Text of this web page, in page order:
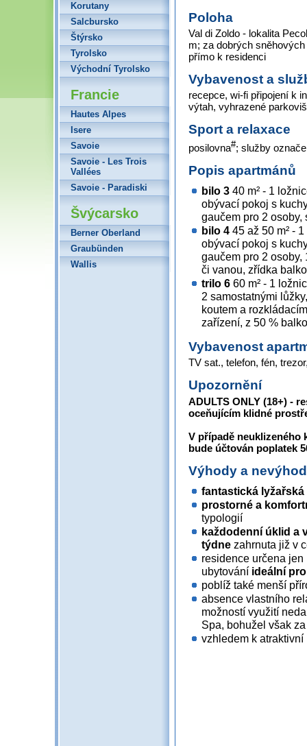
Poloha
Val di Zoldo - lokalita
m; za dobrých
přímo k residenci
Vybavenost a
recepce, wi-fi připojení k
výtah, vyhrazené
Sport a relaxace
posilovna#; služby
Popis apartmánů
bilo 3 40 m² - 1
obývací pokoj s
gaučem pro 2
bilo 4 45 až 50 m² -
obývací pokoj s
gaučem pro 2
či vanou, zřídka
trilo 6 60 m² - 1
2 samostatnými
koutem a
zařízení, z 50 %
Vybavenost
TV sat., telefon, fén,
Upozornění
ADULTS ONLY (18+) -
oceňujícím klidné
V případě neuklizeného
bude účtován poplatek
Výhody a
fantastická
prostorné a
typologií
každodenní úklid a
týdne zahrnuta již v
residence určena
ubytování ideální
poblíž také menší
absence vlastního
možností využití
Spa, bohužel však
vzhledem k
Korutany
Salcbursko
Štýrsko
Tyrolsko
Východní Tyrolsko
Francie
Hautes Alpes
Isere
Savoie
Savoie - Les Trois
Vallées
Savoie - Paradiski
Švýcarsko
Berner Oberland
Graubünden
Wallis